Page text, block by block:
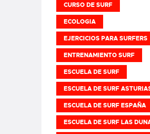
CURSO DE SURF
ECOLOGIA
EJERCICIOS PARA SURFERS
ENTRENAMIENTO SURF
ESCUELA DE SURF
ESCUELA DE SURF
ESCUELA DE SURF ESPAÑA
ESCUELA DE SURF LAS